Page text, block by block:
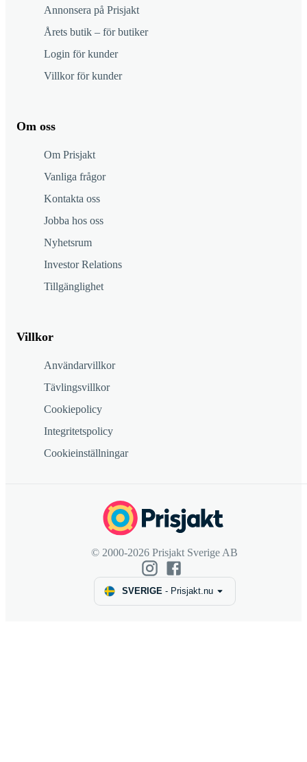
Annonsera på Prisjakt
Årets butik – för butiker
Login för kunder
Villkor för kunder
Om oss
Om Prisjakt
Vanliga frågor
Kontakta oss
Jobba hos oss
Nyhetsrum
Investor Relations
Tillgänglighet
Villkor
Användarvillkor
Tävlingsvillkor
Cookiepolicy
Integritetspolicy
Cookieinställningar
© 2000-2026 Prisjakt Sverige AB
SVERIGE- Prisjakt.nu